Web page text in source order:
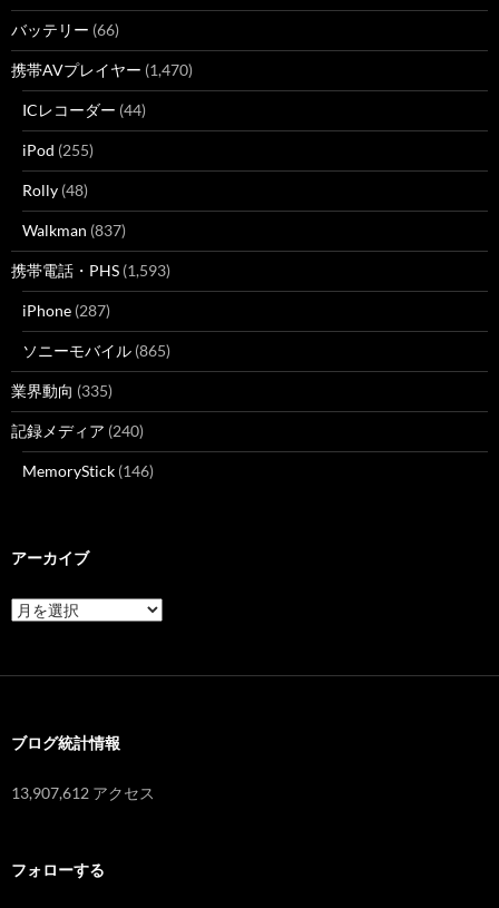
バッテリー (66)
携帯AVプレイヤー (1,470)
ICレコーダー (44)
iPod (255)
Rolly (48)
Walkman (837)
携帯電話・PHS (1,593)
iPhone (287)
ソニーモバイル (865)
業界動向 (335)
記録メディア (240)
MemoryStick (146)
アーカイブ
ア
ー
ブログ統計情報
13,907,612 アクセス
フォローする